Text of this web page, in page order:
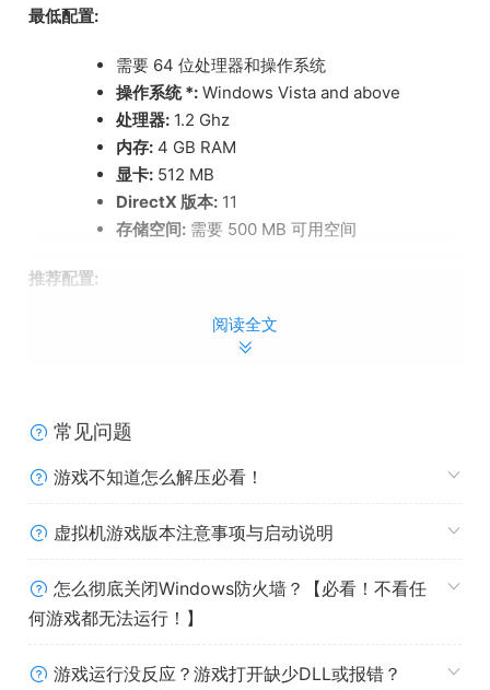
最低配置:
需要 64 位处理器和操作系统
操作系统 *: Windows Vista and above
处理器: 1.2 Ghz
内存: 4 GB RAM
显卡: 512 MB
DirectX 版本: 11
存储空间: 需要 500 MB 可用空间
推荐配置:
需要 64 位处理器和操作系统
阅读全文
常见问题
游戏不知道怎么解压必看！
虚拟机游戏版本注意事项与启动说明
怎么彻底关闭Windows防火墙？【必看！不看任
何游戏都无法运行！】
游戏运行没反应？游戏打开缺少DLL或报错？